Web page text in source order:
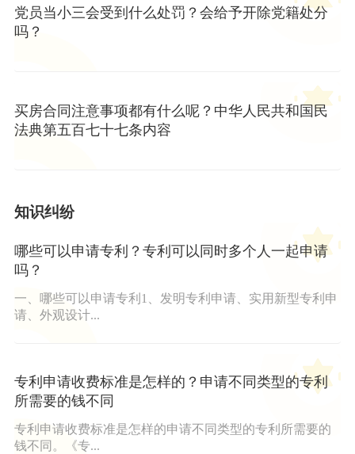
党员当小三会受到什么处罚？会给予开除党籍处分
吗？
买房合同注意事项都有什么呢？中华人民共和国民
法典第五百七十七条内容
知识纠纷
哪些可以申请专利？专利可以同时多个人一起申请
吗？
一、哪些可以申请专利1、发明专利申请、实用新型专利申
请、外观设计...
专利申请收费标准是怎样的？申请不同类型的专利
所需要的钱不同
专利申请收费标准是怎样的申请不同类型的专利所需要的
钱不同。《专...